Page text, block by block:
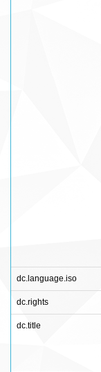
dc.language.iso
dc.rights
dc.title